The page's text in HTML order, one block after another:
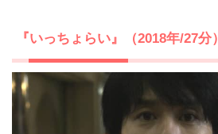
『いっちょらい』（2018年/27分）